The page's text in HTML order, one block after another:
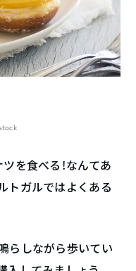
を食べる！なんてあ
トガルではよくある
らしながら歩いてい